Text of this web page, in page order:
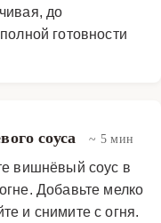
до
готовности
соуса ~ 5 мин
вишнёвый соус в
Добавьте мелко
и снимите с огня.